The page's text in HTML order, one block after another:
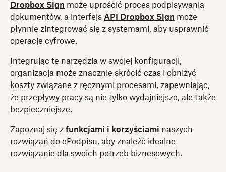
Dropbox Sign może uprościć proces podpisywania
dokumentów, a interfejs API Dropbox Sign może
płynnie zintegrować się z systemami, aby usprawnić
operacje cyfrowe.
Integrując te narzędzia w swojej konfiguracji,
organizacja może znacznie skrócić czas i obniżyć
koszty związane z ręcznymi procesami, zapewniając,
że przepływy pracy są nie tylko wydajniejsze, ale także
bezpieczniejsze.
Zapoznaj się z funkcjami i korzyściami naszych
rozwiązań do ePodpisu, aby znaleźć idealne
rozwiązanie dla swoich potrzeb biznesowych.